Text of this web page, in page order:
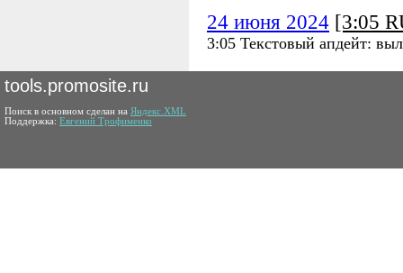
24 июня 2024 [3:05
3:05 Текстовый апдейт:
tools.promosite.ru
Поиск в основном сделан на Яндекс.XML
Поддержка: Евгений Трофименко